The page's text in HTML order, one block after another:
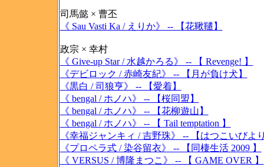
司馬懿 × 曹丕
《 Sau Vasti Ka / えりか》 -- 【花鞦韆】
政宗 × 幸村
《 Give-up Star / 水越かろる》 -- 【 Revenge! 】
《デビロック / 赤崎友紀》 -- 【月が負け犬】
《黒白 / 司狼亨》 -- 【愛着】
《 bengal / ホノハ》 -- 【桜同盟】
《 bengal / ホノハ》 -- 【花柳遊山】
《 bengal / ホノハ》 -- 【 Tail temptation 】
《幸福ジャンキィ / 吉野珠》 -- 【はつこいびよ
《プロペラ式 / 染谷留衣》 -- 【同棲生活 2009 】
《 VERSUS / 博隆まつこ》 -- 【 GAME OVER 】